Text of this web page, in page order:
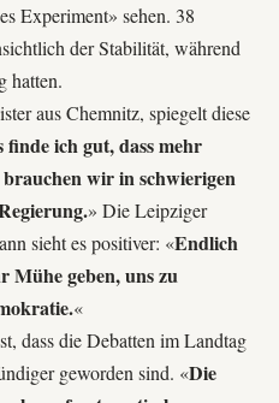
Experiment» sehen. 38
der Stabilität, während
hatten.
aus Chemnitz, spiegelt diese
finde ich gut, dass mehr
wir in schwierigen
» Die Leipziger
sieht es positiver: «Endlich
Mühe geben, uns zu
«
dass die Debatten im Landtag
geworden sind. «Die